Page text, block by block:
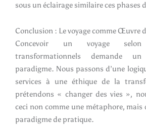
sous un éclairage similaire ces phases
Conclusion : Le voyage comme Œuvre
Concevoir un voyage
transformationnels demande
paradigme. Nous passons d’une
services à une éthique de la
prétendons « changer des vies »,
ceci non comme une métaphore,
paradigme de pratique.